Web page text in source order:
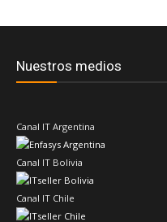
Nuestros medios
Canal IT Argentina
Canal IT Bolivia
Canal IT Chile